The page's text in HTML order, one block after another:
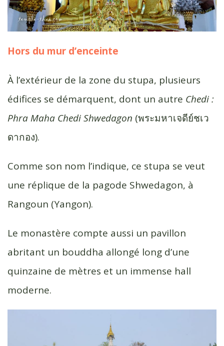
Hors du mur d’enceinte
À l’extérieur de la zone du stupa, plusieurs
édifices se démarquent, dont un autre Chedi :
Phra Maha Chedi Shwedagon (พระมหาเจดีย์ชเว
ดากอง).
Comme son nom l’indique, ce stupa se veut
une réplique de la pagode Shwedagon, à
Rangoun (Yangon).
Le monastère compte aussi un pavillon
abritant un bouddha allongé long d’une
quinzaine de mètres et un immense hall
moderne.